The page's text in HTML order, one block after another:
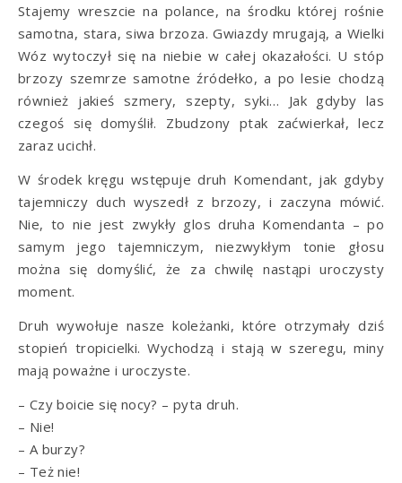
Stajemy wreszcie na polance, na środku której rośnie
samotna, stara, siwa brzoza. Gwiazdy mrugają, a Wielki
Wóz wytoczył się na niebie w całej okazałości. U stóp
brzozy szemrze samotne źródełko, a po lesie chodzą
również jakieś szmery, szepty, syki… Jak gdyby las
czegoś się domyślił. Zbudzony ptak zaćwierkał, lecz
zaraz ucichł.
W środek kręgu wstępuje druh Komendant, jak gdyby
tajemniczy duch wyszedł z brzozy, i zaczyna mówić.
Nie, to nie jest zwykły glos druha Komendanta – po
samym jego tajemniczym, niezwykłym tonie głosu
można się domyślić, że za chwilę nastąpi uroczysty
moment.
Druh wywołuje nasze koleżanki, które otrzymały dziś
stopień tropicielki. Wychodzą i stają w szeregu, miny
mają poważne i uroczyste.
– Czy boicie się nocy? – pyta druh.
– Nie!
– A burzy?
– Też nie!